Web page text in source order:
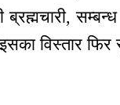
सम्बन्ध
विस्तार